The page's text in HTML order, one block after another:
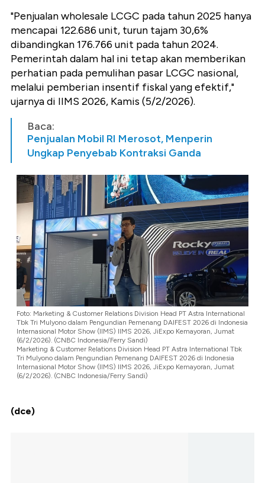
"Penjualan wholesale LCGC pada tahun 2025 hanya
mencapai 122.686 unit, turun tajam 30,6%
dibandingkan 176.766 unit pada tahun 2024.
Pemerintah dalam hal ini tetap akan memberikan
perhatian pada pemulihan pasar LCGC nasional,
melalui pemberian insentif fiskal yang efektif,"
ujarnya di IIMS 2026, Kamis (5/2/2026).
Baca:
Penjualan Mobil RI Merosot, Menperin
Ungkap Penyebab Kontraksi Ganda
Foto: Marketing & Customer Relations Division Head PT Astra International
Tbk Tri Mulyono dalam Pengundian Pemenang DAIFEST 2026 di Indonesia
Internasional Motor Show (IIMS) IIMS 2026, JiExpo Kemayoran, Jumat
(6/2/2026). (CNBC Indonesia/Ferry Sandi)
Marketing & Customer Relations Division Head PT Astra International Tbk
Tri Mulyono dalam Pengundian Pemenang DAIFEST 2026 di Indonesia
Internasional Motor Show (IIMS) IIMS 2026, JiExpo Kemayoran, Jumat
(6/2/2026). (CNBC Indonesia/Ferry Sandi)
(dce)